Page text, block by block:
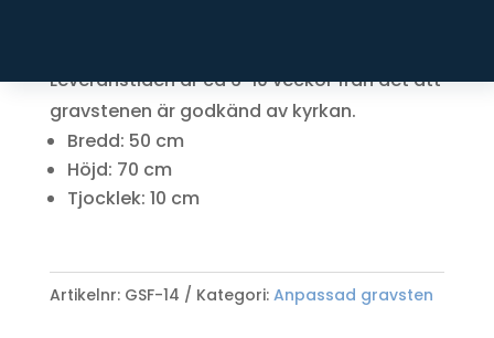
Leveranstiden är ca 6-10 veckor från det att
gravstenen är godkänd av kyrkan.
Bredd: 50 cm
Höjd: 70 cm
Tjocklek: 10 cm
Artikelnr: GSF-14 Kategori: Anpassad gravsten